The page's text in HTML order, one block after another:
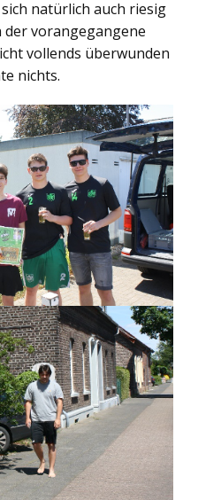
natürlich auch riesig
vorangegangene
vollends überwunden
nichts.